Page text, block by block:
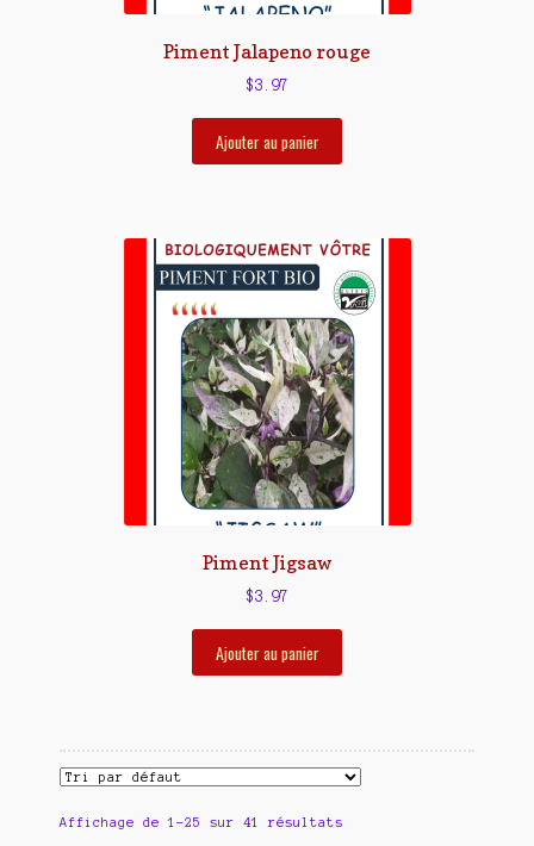
Piment Jalapeno rouge
$3.97
Ajouter au panier
Piment Jigsaw
$3.97
Ajouter au panier
Affichage de 1–25 sur 41 résultats